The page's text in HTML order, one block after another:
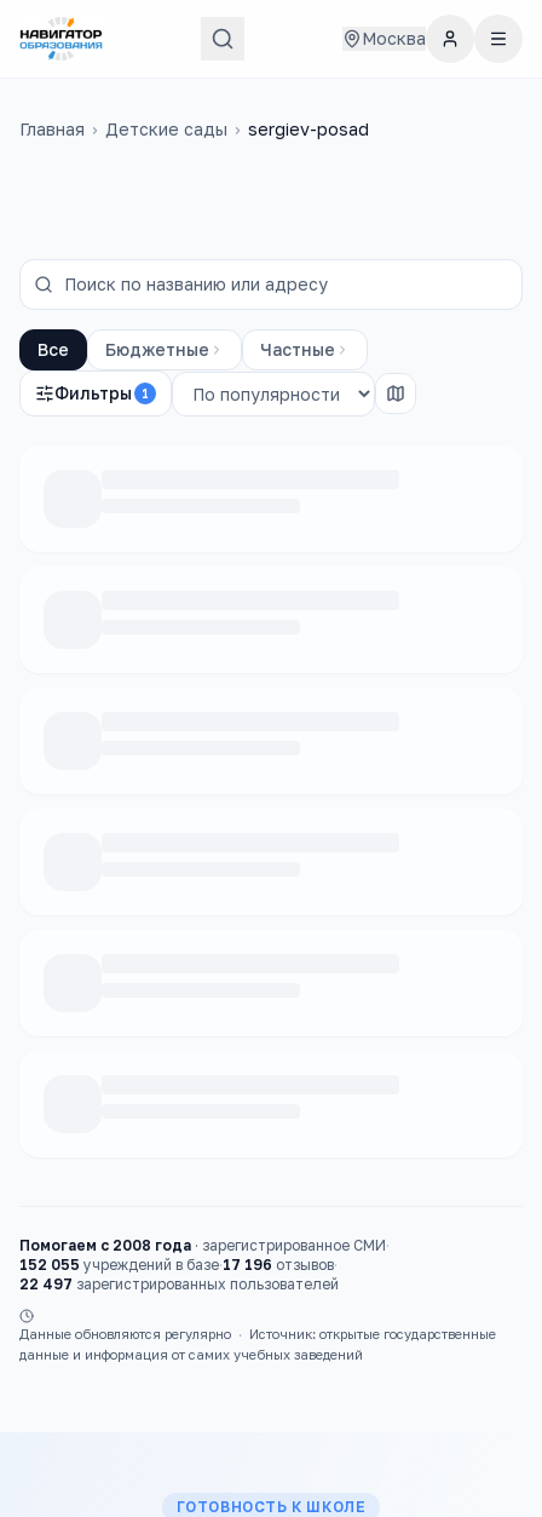
Москва
Главная › Детские сады › sergiev-posad
Все Бюджетные Частные
Фильтры 1
Помогаем с 2008 года · зарегистрированное СМИ·
152 055 учреждений в базе·17 196 отзывов·
22 497 зарегистрированных пользователей
Данные обновляются регулярно ·
Источник: открытые государственные
данные и информация от самих учебных заведений
ГОТОВНОСТЬ К ШКОЛЕ